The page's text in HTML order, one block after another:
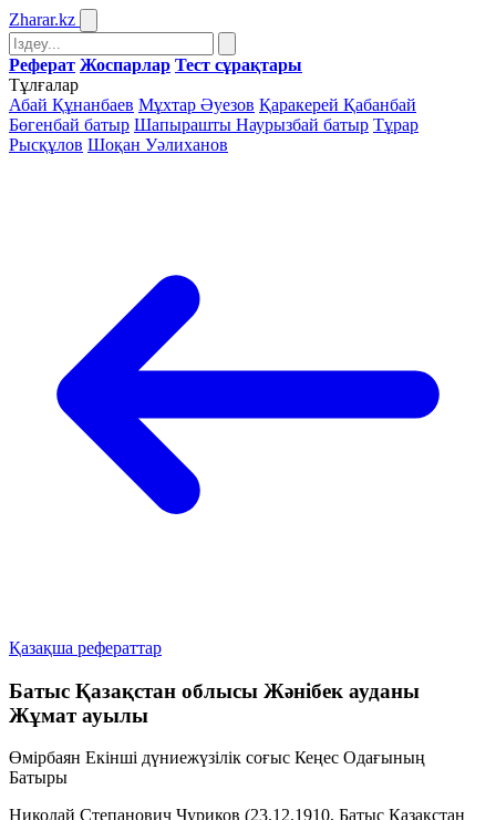
Zharar.kz
Реферат Жоспарлар Тест сұрақтары
Тұлғалар
Абай Құнанбаев Мұхтар Әуезов Қаракерей Қабанбай
Бөгенбай батыр Шапырашты Наурызбай батыр Тұрар
Рысқұлов Шоқан Уәлиханов
Қазақша рефераттар
Батыс Қазақстан облысы Жәнібек ауданы
Жұмат ауылы
Өмірбаян Екінші дүниежүзілік соғыс Кеңес Одағының
Батыры
Николай Степанович Чуриков (23.12.1910, Батыс Қазақстан